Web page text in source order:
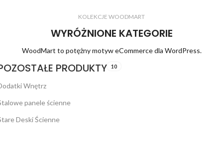
KOLEKCJE WOODMART
WYRÓŻNIONE KATEGORIE
WoodMart to potężny motyw eCommerce dla WordPress.
PRODUKTY 10
Wnętrz
panele ścienne
Deski Ścienne